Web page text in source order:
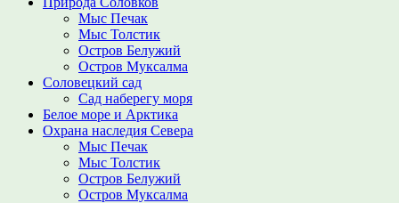
Мыс Печак
Мыс Толстик
Остров Белужий
Остров Муксалма
Соловецкий сад
Сад наберегу моря
Белое море и Арктика
Охрана наследия Севера
Мыс Печак
Мыс Толстик
Остров Белужий
Остров Муксалма